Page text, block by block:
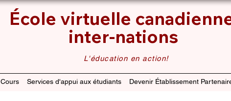
École virtuelle
inter-nations
L'éducation en action!
Cours Services d'appui aux étudiants Devenir Établissement